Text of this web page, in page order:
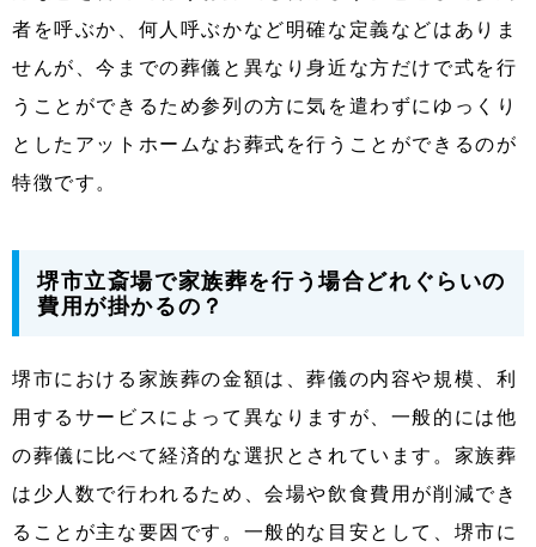
者を呼ぶか、何人呼ぶかなど明確な定義などはありま
せんが、今までの葬儀と異なり身近な方だけで式を行
うことができるため参列の方に気を遣わずにゆっくり
としたアットホームなお葬式を行うことができるのが
特徴です。
堺市立斎場で家族葬を行う場合どれぐらいの
費用が掛かるの？
堺市における家族葬の金額は、葬儀の内容や規模、利
用するサービスによって異なりますが、一般的には他
の葬儀に比べて経済的な選択とされています。家族葬
は少人数で行われるため、会場や飲食費用が削減でき
ることが主な要因です。一般的な目安として、堺市に